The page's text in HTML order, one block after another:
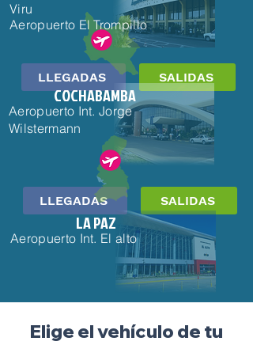
SALIDAS
LLEGADAS
COCHABAMBA
Aeropuerto Int. Jorge
Wilstermann
Viru
Aeropuerto El Trompillo
SALIDAS
LLEGADAS
LA PAZ
Aeropuerto Int. El alto
Elige el vehículo de tu